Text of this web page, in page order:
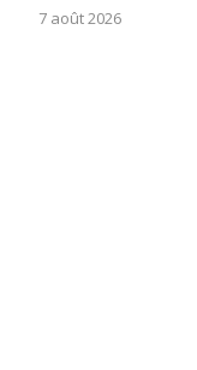
7 août 2026